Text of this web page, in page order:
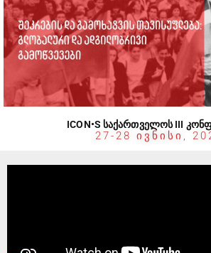
ICON•S ᲡᲐᲥᲐᲠᲗᲕᲔᲚᲝᲡ III
27-28 ᲘᲕᲜᲘᲡᲘ,